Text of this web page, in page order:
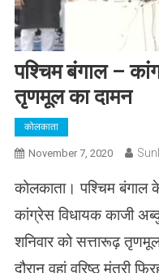
पश्चिम बंगाल –
तृणमूल का दामन
कोलकाता
November 7, 2020
कोलकाता। पश्चिम बंगाल
कांग्रेस विधायक काजी
शनिवार को सत्तारूढ़
दौरान वहां वरिष्ठ मंत्री